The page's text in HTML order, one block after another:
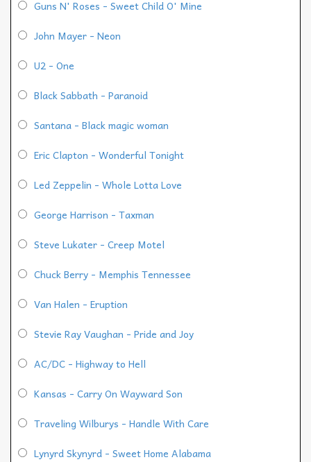
Guns N' Roses - Sweet Child O' Mine
John Mayer - Neon
U2 - One
Black Sabbath - Paranoid
Santana - Black magic woman
Eric Clapton - Wonderful Tonight
Led Zeppelin - Whole Lotta Love
George Harrison - Taxman
Steve Lukater - Creep Motel
Chuck Berry - Memphis Tennessee
Van Halen - Eruption
Stevie Ray Vaughan - Pride and Joy
AC/DC - Highway to Hell
Kansas - Carry On Wayward Son
Traveling Wilburys - Handle With Care
Lynyrd Skynyrd - Sweet Home Alabama